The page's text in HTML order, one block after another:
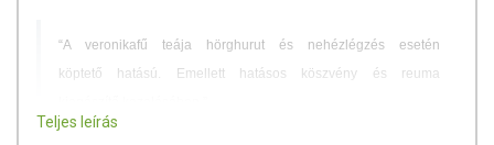
“A veronikafű teája hörghurut és nehézlégzés esetén
köptető hatású. Emellett hatásos köszvény és reuma
Prof. Szabó László Gy.
Teljes leírás